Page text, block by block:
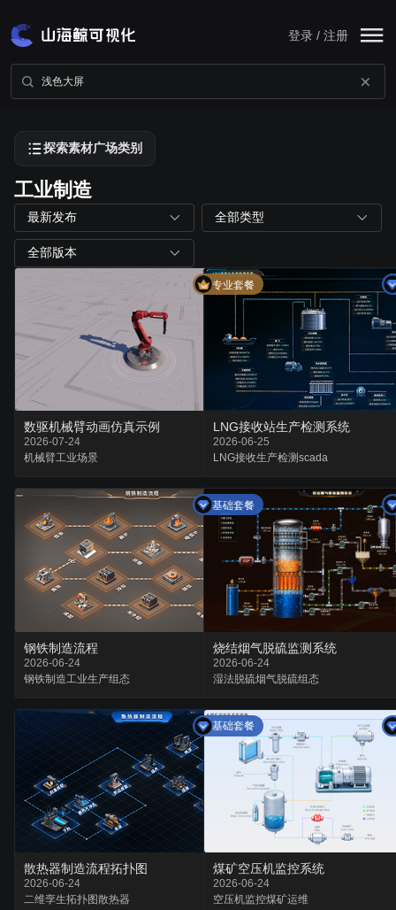
登录 / 注册
探索素材广场类别
工业制造
最新发布 全部类型
全部版本
专业套餐
数驱机械臂动画仿真示例
2026-07-24
机械臂工业场景
LNG接收站生产检测系统
2026-06-25
LNG接收生产检测scada
基础套餐
钢铁制造流程
2026-06-24
钢铁制造工业生产组态
烧结烟气脱硫监测系统
2026-06-24
湿法脱硫烟气脱硫组态
基础套餐
散热器制造流程拓扑图
2026-06-24
二维孪生拓扑图散热器
煤矿空压机监控系统
2026-06-24
空压机监控煤矿运维